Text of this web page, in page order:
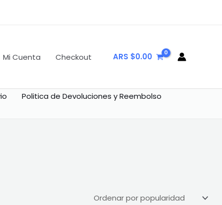
Mi Cuenta Checkout ARS $0.00
Politica de Devoluciones y Reembolso